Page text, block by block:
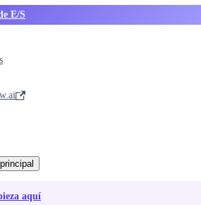
E/S
aquí